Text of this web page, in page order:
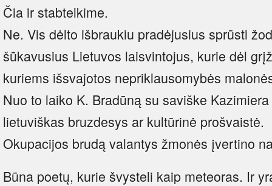
Čia ir stabtelkime.
Ne. Vis dėlto išbraukiu pradėjusius sprūsti
šūkavusius Lietuvos laisvintojus, kurie dėl
kuriems išsvajotos nepriklausomybės
Nuo to laiko K. Bradūną su saviške
lietuviškas bruzdesys ar kultūrinė prošvaistė.
Okupacijos brudą valantys žmonės įvertino
Būna poetų, kurie švysteli kaip meteoras. Ir